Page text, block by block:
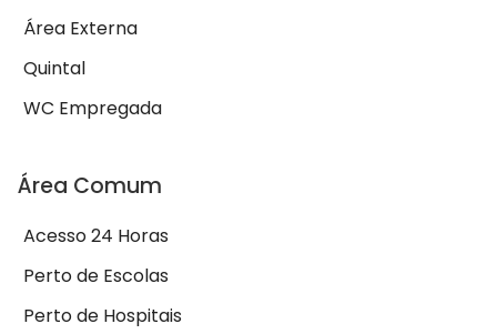
Área Externa
Quintal
WC Empregada
Área Comum
Acesso 24 Horas
Perto de Escolas
Perto de Hospitais